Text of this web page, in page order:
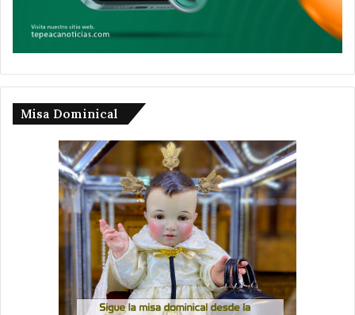
Misa Dominical